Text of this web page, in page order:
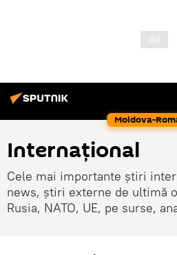
Moldova-
Internaţional
Cele mai importante știri
news, știri externe de ultimă
Rusia, NATO, UE, pe surse,